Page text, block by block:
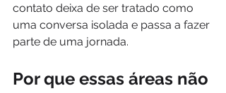
contato deixa de ser tratado como
uma conversa isolada e passa a fazer
parte de uma jornada.
Por que essas áreas não